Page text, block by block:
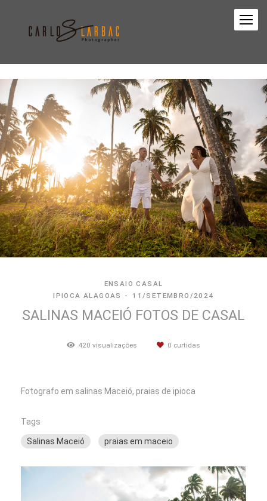
ENSAIO CASAL
IPIOCA ALAGOAS
11/SETEMBRO/2024
SALINAS MACEIÓ FOTOS DE CASAL
420 visualizações 0 curtidas
Fotografo em salinas Maceió, praias de ipioca
Tags
Salinas Maceió praias em maceio